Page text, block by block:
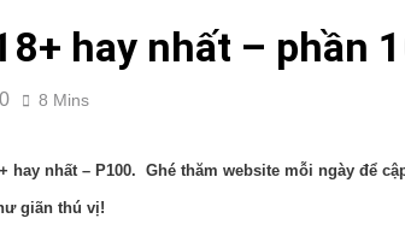
7 Năm Ago
Can Bulldogs Play Fetch? And How to
7 Năm Ago
hay nhất – phần
0 8 Mins
nhất – P100. Ghé thăm website mỗi ngày để
giãn thú vị!